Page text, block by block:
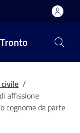
/
affissione
cognome da parte